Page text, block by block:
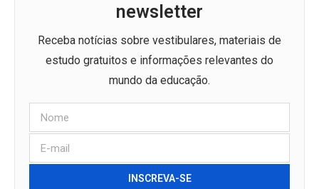
newsletter
Receba notícias sobre vestibulares, materiais de
estudo gratuitos e informações relevantes do
mundo da educação.
INSCREVA-SE